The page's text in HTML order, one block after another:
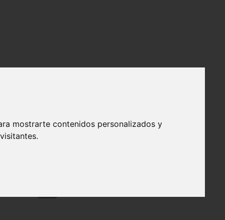
mostrarte contenidos personalizados y